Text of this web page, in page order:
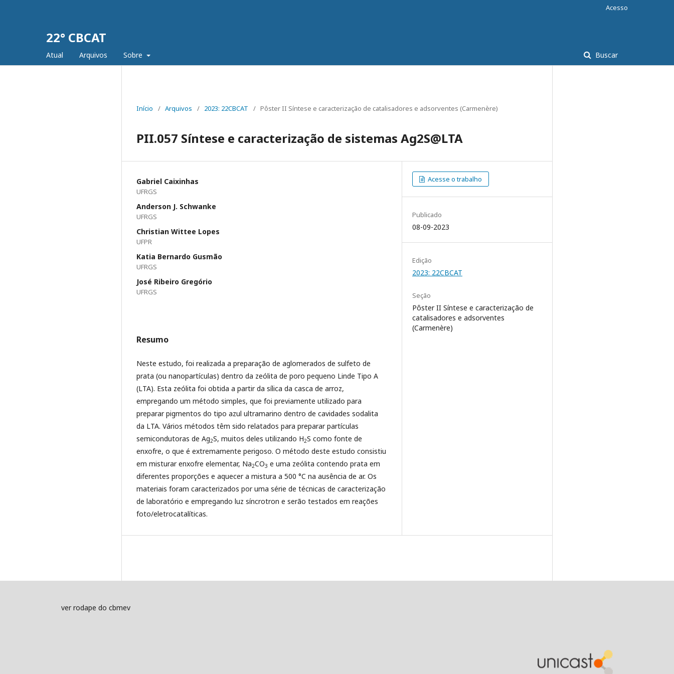
22° CBCAT
Atual Arquivos Sobre Buscar
Acesso
Início / Arquivos / 2023: 22CBCAT / Pôster II Síntese e caracterização de catalisadores e adsorventes (Carmenère)
PII.057 Síntese e caracterização de sistemas Ag2S@LTA
Gabriel Caixinhas
UFRGS
Anderson J. Schwanke
UFRGS
Christian Wittee Lopes
UFPR
Katia Bernardo Gusmão
UFRGS
José Ribeiro Gregório
UFRGS
Resumo
Neste estudo, foi realizada a preparação de aglomerados de sulfeto de
prata (ou nanopartículas) dentro da zeólita de poro pequeno Linde Tipo A
(LTA). Esta zeólita foi obtida a partir da sílica da casca de arroz,
empregando um método simples, que foi previamente utilizado para
preparar pigmentos do tipo azul ultramarino dentro de cavidades sodalita
da LTA. Vários métodos têm sido relatados para preparar partículas
semicondutoras de Ag2S, muitos deles utilizando H2S como fonte de
enxofre, o que é extremamente perigoso. O método deste estudo consistiu
em misturar enxofre elementar, Na2CO3 e uma zeólita contendo prata em
diferentes proporções e aquecer a mistura a 500 °C na ausência de ar. Os
materiais foram caracterizados por uma série de técnicas de caracterização
de laboratório e empregando luz síncrotron e serão testados em reações
foto/eletrocatalíticas.
Acesse o trabalho
Publicado
08-09-2023
Edição
2023: 22CBCAT
Seção
Pôster II Síntese e caracterização de
catalisadores e adsorventes
(Carmenère)
ver rodape do cbmev